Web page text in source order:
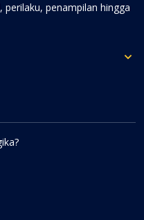
perilaku, penampilan hingga